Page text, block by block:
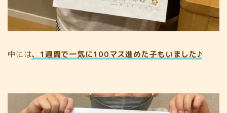
中には、1週間で一気に100マス進めた子もいました♪